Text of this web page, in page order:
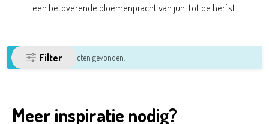
een betoverende bloemenpracht van juni tot de herfst.
Filter
Geen producten gevonden.
Meer inspiratie nodig?